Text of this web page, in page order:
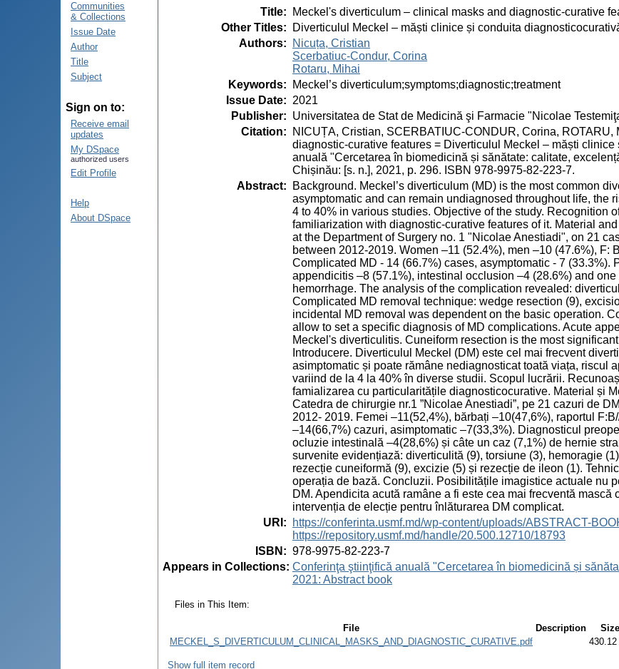
Communities
& Collections
Issue Date
Author
Title
Subject
Sign on to:
Receive email
updates
My DSpace
authorized users
Edit Profile
Help
About DSpace
Title:
Meckel's diverticulum – clinical masks and diagnostic-curative
Other Titles:
Diverticulul Meckel – măști clinice și conduita
Authors:
Nicuța, Cristian
Scerbatiuc-Condur, Corina
Rotaru, Mihai
Keywords:
Meckel’s diverticulum;symptoms;diagnostic;treatment
Issue Date: 2021
Publisher: Universitatea de Stat de Medicină şi Farmacie "Nicolae
Citation:
NICUȚA, Cristian, SCERBATIUC-CONDUR, Corina,
diagnostic-curative features = Diverticulul Meckel – măști
anuală "Cercetarea în biomedicină și sănătate: calitate,
Chișinău: [s. n.], 2021, p. 296. ISBN 978-9975-82-223-7.
Abstract:
Background. Meckel’s diverticulum (MD) is the most common
asymptomatic and can remain undiagnosed throughout life, the
4 to 40% in various studies. Objective of the study. Recognition
familiarization with diagnostic-curative features of it. Material
at the Department of Surgery no. 1 "Nicolae Anestiadi", on 21
between 2012-2019. Women –11 (52.4%), men –10 (47.6%), F:
Complicated MD - 14 (66.7%) cases, asymptomatic - 7
appendicitis –8 (57.1%), intestinal occlusion –4 (28.6%) and
hemorrhage. The analysis of the complication revealed:
Complicated MD removal technique: wedge resection (9),
incidental MD removal was dependent on the basic operation.
allow to set a specific diagnosis of MD complications. Acute
Meckel's diverticulitis. Cuneiform resection is the most
Introducere. Diverticulul Meckel (DM) este cel mai frecvent
asimptomatic și poate rămâne nediagnosticat toată viața, riscul
variind de la 4 la 40% în diverse studii. Scopul lucrării.
famializarea cu particularitățile diagnosticocurative. Material și
Catedra de chirurgie nr.1 ”Nicolae Anestiadi”, pe 21 cazuri de
2012- 2019. Femei –11(52,4%), bărbați –10(47,6%), raportul
–14(66,7%) cazuri, asimptomatic –7(33,3%). Diagnosticul
ocluzie intestinală –4(28,6%) și câte un caz (7,1%) de hernie
survenite evidențiază: diverticulită (9), torsiune (3), hemoragie
rezecție cuneiformă (9), excizie (5) și rezecție de ileon (1).
operația de bază. Concluzii. Posibilitățile imagistice actuale nu
DM. Apendicita acută ramâne a fi este cea mai frecventă
intervenția de elecție pentru înlăturarea DM complicat.
URI :
https://conferinta.usmf.md/wp-content/uploads/ABSTRACT-
https://repository.usmf.md/handle/20.500.12710/18793
ISBN : 978-9975-82-223-7
Appears in Collections: Conferinţa ştiinţifică anuală "Cercetarea în biomedicină și
2021: Abstract book
Files in This Item:
File Description Size
MECKEL_S_DIVERTICULUM_CLINICAL_MASKS_AND_DIAGNOSTIC_CURATIVE.pdf
430.12
Show full item record